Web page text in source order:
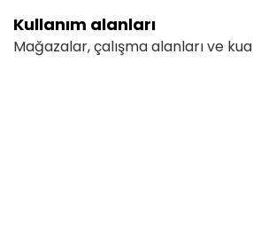
Kullanım alanları
Mağazalar, çalışma alanları ve
Bu ürünün fiyat bilgisi, resim, ürün